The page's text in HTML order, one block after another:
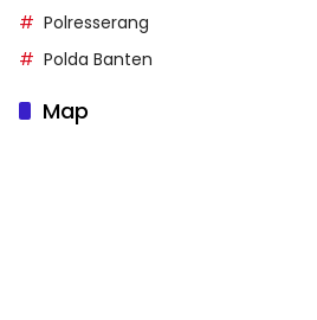
Polresserang
Polda Banten
Map